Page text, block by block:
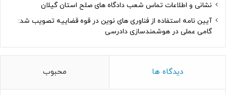
نشانی و اطلاعات تماس شعب دادگاه های صلح استان گیلان
آیین نامه استفاده از فناوری های نوین در قوه قضاییه تصویب شد:
گامی عملی در هوشمندسازی دادرسی
دیدگاه ها محبوب